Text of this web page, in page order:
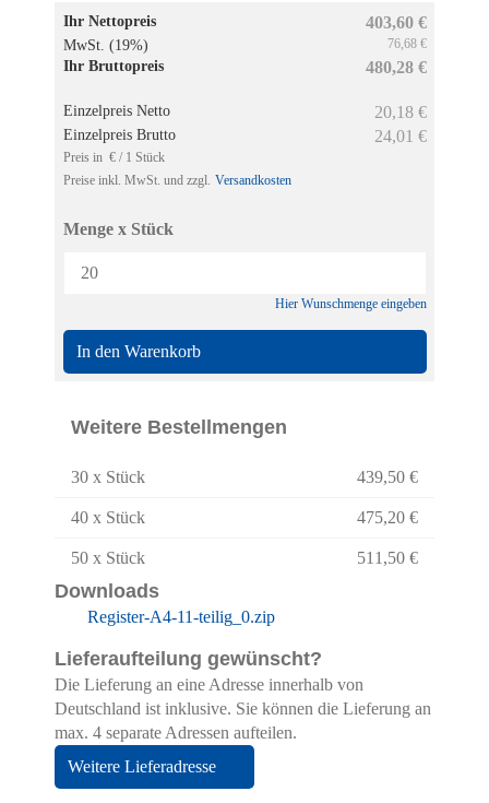
Ihr Nettopreis 403,60 €
MwSt. (19%) 76,68 €
Ihr Bruttopreis 480,28 €
Einzelpreis Netto 20,18 €
Einzelpreis Brutto 24,01 €
Preis in € / 1 Stück
Preise inkl. MwSt. und zzgl. Versandkosten
Menge x Stück
Hier Wunschmenge eingeben
In den Warenkorb
Weitere Bestellmengen
30 x Stück 439,50 €
40 x Stück 475,20 €
50 x Stück 511,50 €
Downloads
Register-A4-11-teilig_0.zip
Lieferaufteilung gewünscht?
Die Lieferung an eine Adresse innerhalb von
Deutschland ist inklusive. Sie können die Lieferung an
max. 4 separate Adressen aufteilen.
Weitere Lieferadresse
Hier finden Sie eine Übersicht über alle
verwendeten Cookies. Sie können Ihre